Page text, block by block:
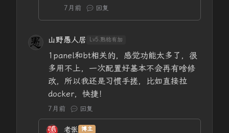
7月前 回复
山野愚人居 Lv5.熟稔有加
1panel和bt相关的，感觉功能太多了，很
多用不上，一次配置好基本不会再有啥修
改，所以我还是习惯手搓，比如直接拉
docker，快捷！
7月前 回复
老张 博主